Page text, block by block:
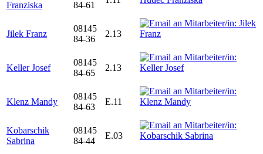
Franziska
84-61
Jilek Franz
08145
84-36
2.13
Keller Josef
08145
84-65
2.13
Klenz Mandy
08145
84-63
E.11
Kobarschik
Sabrina
08145
84-44
E.03